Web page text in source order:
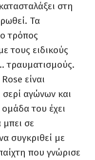
στη
Τα
τρόπος
τους ειδικούς
τραυματισμούς.
Rose είναι
αγώνων και
του έχει
σε
συγκριθεί με
που γνώρισε